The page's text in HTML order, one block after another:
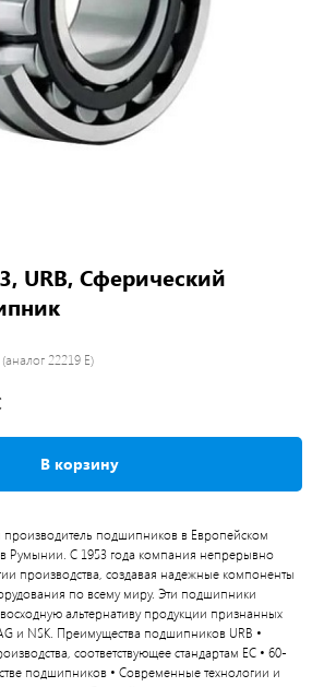
URB, Сферический
22219 E)
В корзину
подшипников в Европейском
Румынии. С 1953 года компания непрерывно
производства, создавая надежные компоненты
по всему миру. Эти подшипники
альтернативу продукции признанных
и NSK. Преимущества подшипников URB •
соответствующее стандартам ЕС • 60-
подшипников • Современные технологии и